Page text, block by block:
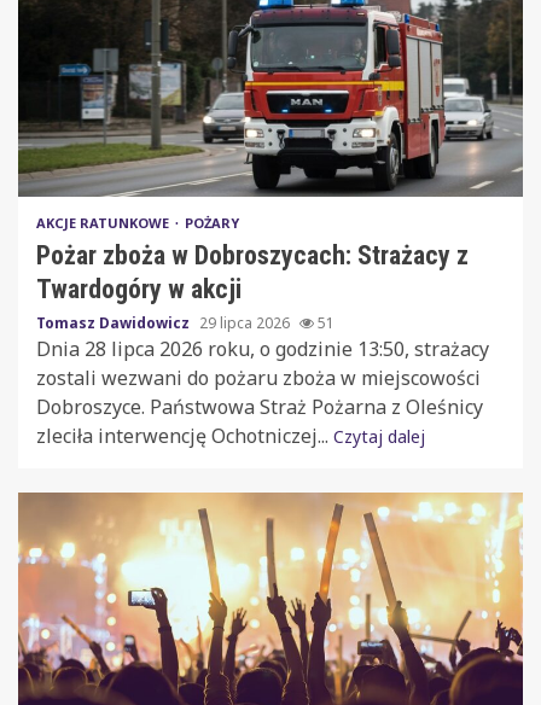
AKCJE RATUNKOWE POŻARY
Pożar zboża w Dobroszycach: Strażacy z
Twardogóry w akcji
Tomasz Dawidowicz 29 lipca 2026 51
Dnia 28 lipca 2026 roku, o godzinie 13:50, strażacy
zostali wezwani do pożaru zboża w miejscowości
Dobroszyce. Państwowa Straż Pożarna z Oleśnicy
zleciła interwencję Ochotniczej... Czytaj dalej